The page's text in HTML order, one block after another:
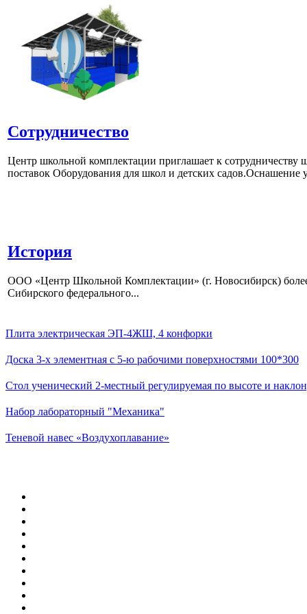
Сотрудничество
Центр школьной комплектации приглашает к
поставок Оборудования для школ и детских
История
ООО «Центр Школьной Комплектации» (г. Новосибирск) более
Сибирского федерального...
Плита электрическая ЭП-4ЖШ, 4 конфорки
Доска 3-х элементная с 5-ю рабочими поверхностями 100*300
Стол ученический 2-местный регулируемая по высоте и
Набор лабораторный "Механика"
Теневой навес «Воздухоплавание»